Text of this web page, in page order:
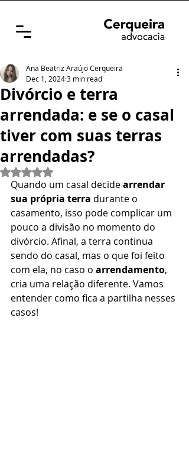
Divórcio e terra
arrendada: e se o casal
tiver com suas terras
arrendadas?
Ana Beatriz Araújo Cerqueira
Dec 1, 20243 min read
Rated NaN out of 5 stars.
Quando um casal decide arrendar
sua própria terra durante o
casamento, isso pode complicar um
pouco a divisão no momento do
divórcio. Afinal, a terra continua
sendo do casal, mas o que foi feito
com ela, no caso o arrendamento,
cria uma relação diferente. Vamos
entender como fica a partilha nesses
casos!